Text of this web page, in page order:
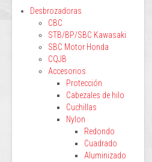
Desbrozadoras
CBC
STB/BP/SBC Kawasaki
SBC Motor Honda
CQJB
Accesorios
Protección
Cabezales de hilo
Cuchillas
Nylon
Redondo
Cuadrado
Aluminizado